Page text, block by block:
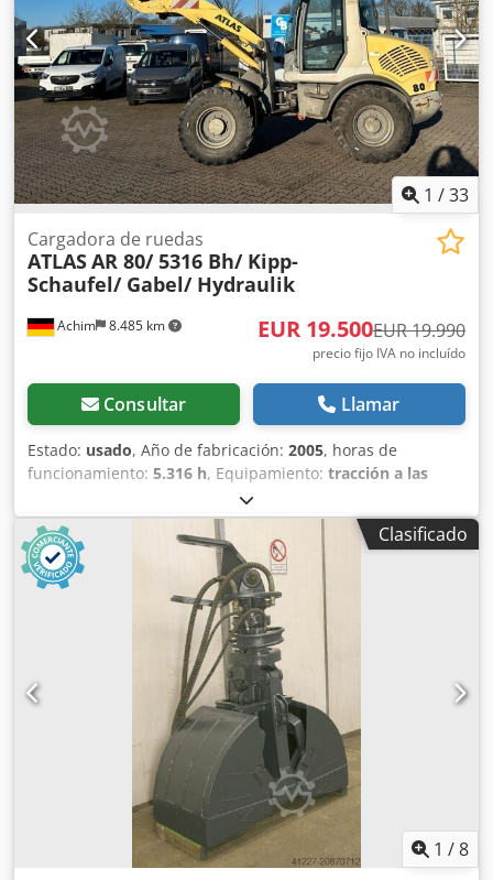
1 /33
Achim 8.485 km
Cargadora de ruedas
ATLASAR 80/ 5316 Bh/ Kipp-
Schaufel/ Gabel/ Hydraulik
EUR 19.500EUR 19.990
precio fijo IVA no incluído
Consultar Llamar
Estado: usado, Año de fabricación: 2005, horas de
funcionamiento: 5.316 h, Equipamiento: tracción a las
, Equipamiento: * 5.316 horas de
funcionamiento * Potencia del motor: 53,5 kW Dedpjx
Rfbzefx Amaokr * 20 km/h * Conexiones hidráulicas *
Focos adicionales * Luz rotativa * Sistema de cambio
rápido Otros datos: * 1 propietario anterior * Primera
entrega en Alemania * Año de fabricación: 2005 * Peso en
vacío: 5.975 kg * Peso total: 6.500 kg * Mensaje de error en
el sistema de frenos Desde 1972, su socio de confianza
para automóviles y vehículos comerciales en 28832 Achim,
cerca del cruce de Bremen. NutzfahrzeugZentrum Behnke
dispone de manera constante de aproximadamente 200
vehículos, incluyendo furgonetas, vehículos comerciales y
maquinaria de construcción. Le ofrecemos continuamente
atractivas opciones de financiación a condiciones
especiales. Si está interesado, con gusto le elaboramos
una oferta individualizada. Aceptamos su vehículo
comercial/maquinaria de construcción como parte de
Clasificado
1 /8